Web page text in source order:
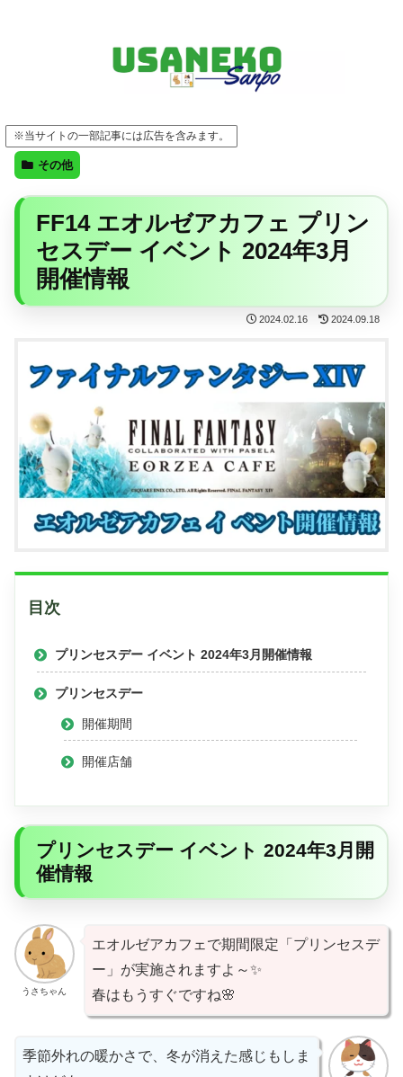
※当サイトの一部記事には広告を含みます。
その他
FF14 エオルゼアカフェ プリン
セスデー イベント 2024年3月
開催情報
2024.02.16 2024.09.18
目次
プリンセスデー イベント 2024年3月開催情報
プリンセスデー
開催期間
開催店舗
プリンセスデー イベント 2024年3月開
催情報
うさちゃん
エオルゼアカフェで期間限定「プリンセスデ
ー」が実施されますよ～✨
春はもうすぐですね🌸
季節外れの暖かさで、冬が消えた感じもしま